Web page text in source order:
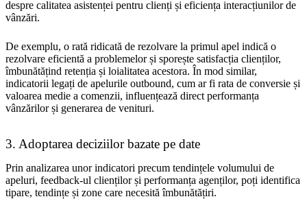
despre calitatea asistenței pentru clienți și eficiența interacțiunilor de
vânzări.
De exemplu, o rată ridicată de rezolvare la primul apel indică o
rezolvare eficientă a problemelor și sporește satisfacția clienților,
îmbunătățind retenția și loialitatea acestora. În mod similar,
indicatorii legați de apelurile outbound, cum ar fi rata de conversie și
valoarea medie a comenzii, influențează direct performanța
vânzărilor și generarea de venituri.
3. Adoptarea deciziilor bazate pe date
Prin analizarea unor indicatori precum tendințele volumului de
apeluri, feedback-ul clienților și performanța agenților, poți identifica
tipare, tendințe și zone care necesită îmbunătățiri.